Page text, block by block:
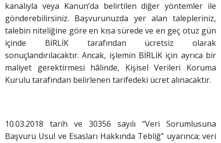
kanalıyla veya Kanun’da belirtilen diğer yöntemler ile
gönderebilirsiniz. Başvurunuzda yer alan talepleriniz,
talebin niteliğine göre en kısa sürede ve en geç otuz gün
içinde BİRLİK tarafından ücretsiz olarak
sonuçlandırılacaktır. Ancak, işlemin BİRLİK için ayrıca bir
maliyet gerektirmesi hâlinde, Kişisel Verileri Koruma
Kurulu tarafından belirlenen tarifedeki ücret alınacaktır.
10.03.2018 tarih ve 30356 sayılı “Veri Sorumlusuna
Başvuru Usul ve Esasları Hakkında Tebliğ” uyarınca; veri